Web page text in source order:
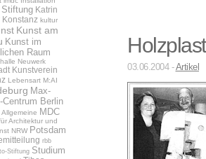
Katrin
Konstanz kultur
Kunst am
Kunst im
Raum
Neuwerk
Kunstverein
Lebensart M:AI
Max-
Centrum Berlin
Allgemeine MDC
Architektur und
NRW Potsdam
rbb
Stiftung Studium
03.06.2004 -Artikel